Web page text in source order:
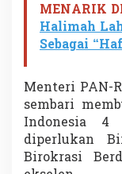
MENARIK
Halimah
Sebagai
Menteri PAN-
sembari
Indonesia 4
diperlukan
Birokrasi